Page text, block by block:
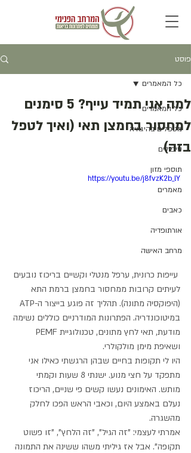
פוסט
כל המאמרים
מטפלים בהיגאיה
טיפולים
תוספי מזון
מאמרים
כאבים
אורתופדיה
מרחב האישה
כל המאמרים
למה אני תמיד עייף? 5 סימנים
למחסור בחמצן תאי (ואיך לטפל
בזה)
https://youtu.be/j8fvzK2b_lY
עייפות כרונית, ערפל מנטלי וקשיים בריכוז נובעים
לעיתים קרובות ממחסור בחמצן ברמת התא
במיטוכונדריה. הפתרונות המודרניים כוללים נשימה
ושאיפת מימן מולקולרי.
היו לי תקופות בחיים שבהן הרגשתי כאילו אני
מתפקד על חצי מנוע. ישנתי 8 שעות וקמתי
מותש. האימונים נעשו קשים פי שניים, הריכוז
נעלם באמצע היום, וכאבי הראש הפכו לחלק
מהשגרה.
אמרתי לעצמי: "זה הגיל", "זה הלחץ", "זו פשוט
תקופה". אבל אז גיליתי משהו ששינה את התמונה